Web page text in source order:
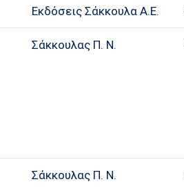
Εκδόσεις Σάκκουλα Α.Ε.
Σάκκουλας Π. Ν.
Σάκκουλας Π. Ν.